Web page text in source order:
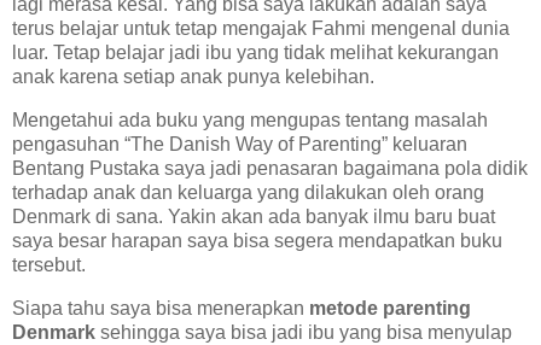
lagi merasa kesal. Yang bisa saya lakukan adalah saya
terus belajar untuk tetap mengajak Fahmi mengenal dunia
luar. Tetap belajar jadi ibu yang tidak melihat kekurangan
anak karena setiap anak punya kelebihan.
Mengetahui ada buku yang mengupas tentang masalah
pengasuhan “The Danish Way of Parenting” keluaran
Bentang Pustaka saya jadi penasaran bagaimana pola didik
terhadap anak dan keluarga yang dilakukan oleh orang
Denmark di sana. Yakin akan ada banyak ilmu baru buat
saya besar harapan saya bisa segera mendapatkan buku
tersebut.
Siapa tahu saya bisa menerapkan metode parenting
Denmark sehingga saya bisa jadi ibu yang bisa menyulap